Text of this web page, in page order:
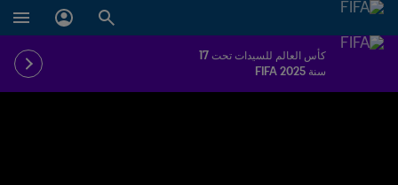
كأس العالم للسيدات تحت 17
سنة FIFA 2025